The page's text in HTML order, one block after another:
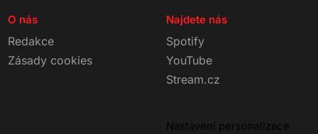
O nás
Redakce
Zásady cookies
Najdete nás
Spotify
YouTube
Stream.cz
Nastavení personalizace